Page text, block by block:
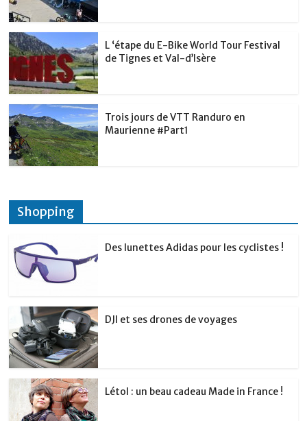
L ‘étape du E-Bike World Tour Festival
de Tignes et Val-d’Isère
Trois jours de VTT Randuro en
Maurienne #Part1
Shopping
Des lunettes Adidas pour les cyclistes !
DJI et ses drones de voyages
Létol : un beau cadeau Made in France !